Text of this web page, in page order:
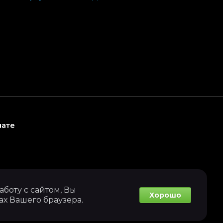
с сайтом, Вы
Вашего браузера.
Хорошо